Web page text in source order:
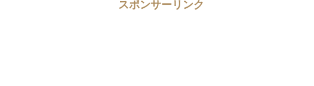
スポンサーリンク